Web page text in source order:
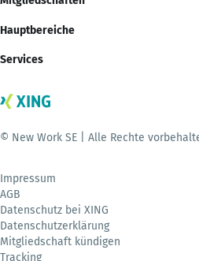
Hauptbereiche
Services
© New Work SE | Alle Rechte
Impressum
AGB
Datenschutz bei XING
Datenschutzerklärung
Mitgliedschaft kündigen
Tracking